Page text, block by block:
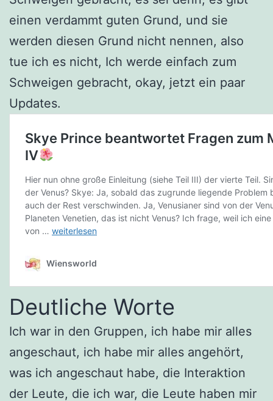
einen verdammt guten Grund, und sie
werden diesen Grund nicht nennen, also
tue ich es nicht, Ich werde einfach zum
Schweigen gebracht, okay, jetzt ein paar
Updates.
Deutliche Worte
Ich war in den Gruppen, ich habe mir alles
angeschaut, ich habe mir alles angehört,
was ich angeschaut habe, die Interaktion
der Leute, die ich war, die Leute haben mir